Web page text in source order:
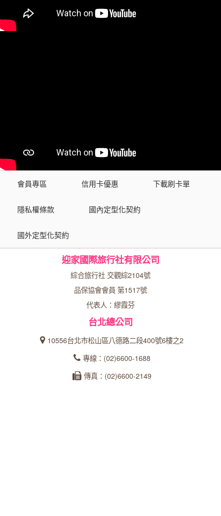
會員專區 信用卡優惠 下載刷卡單
隱私權條款 國內定型化契約
國外定型化契約
迎家國際旅行社有限公司
綜合旅行社 交觀綜2104號
品保協會會員 第1517號
代表人：繆霞芬
台北總公司
10556台北市松山區八德路二段400號6樓之2
專線：(02)6600-1688
傳真：(02)6600-2149